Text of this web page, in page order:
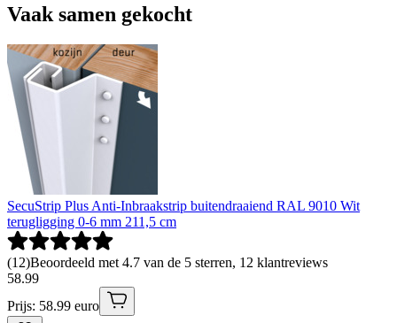
Vaak samen gekocht
SecuStrip Plus Anti-Inbraakstrip buitendraaiend RAL 9010 Wit
terugligging 0-6 mm 211,5 cm
(12)Beoordeeld met 4.7 van de 5 sterren, 12 klantreviews
58.99
Prijs: 58.99 euro